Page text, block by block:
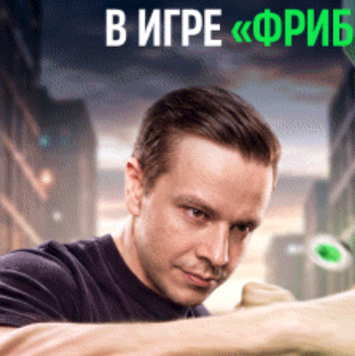
Сергей СЕЛИВАНОВ
Футбол. Betera-высшая лига. Особое мнение. Место для
шага…
Во время открытого до девятого августа трансферного окна в
Betera-высшей лиге уже совершено немало взаимовыгодных
сделок, но особняком выглядит возвращение в Могилев
Кирилла Цепенкова. Один из наиболее одаренных
футболистов Беларуси, рожденных в XXI веке, вернулся в
альма-матер, где старательно постигал футбольное искусство
в специализированной школе “Днепра”.